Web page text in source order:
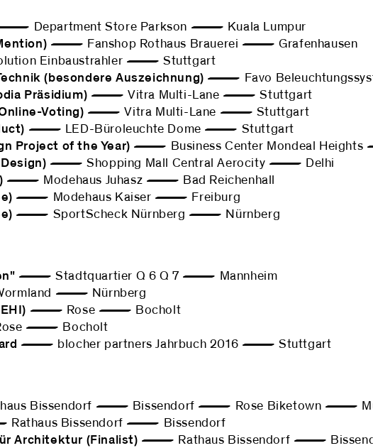
Department Store Parkson — Kuala Lumpur
— Fanshop Rothaus Brauerei — Grafenhausen
Einbaustrahler — Stuttgart
(besondere Auszeichnung) — Favo
Präsidium) — Vitra Multi-Lane — Stuttgart
Voting) — Vitra Multi-Lane — Stuttgart
— LED-Büroleuchte Dome — Stuttgart
Project of the Year) — Business Center Mondeal
— Shopping Mall Central Aerocity — Delhi
— Modehaus Juhasz — Bad Reichenhall
— Modehaus Kaiser — Freiburg
— SportScheck Nürnberg — Nürnberg
— Stadtquartier Q 6 Q 7 — Mannheim
— Nürnberg
— Rose — Bocholt
— Bocholt
— blocher partners Jahrbuch 2016 — Stuttgart
Bissendorf — Bissendorf — Rose Biketown —
Bissendorf — Bissendorf
Architektur (Finalist) — Rathaus Bissendorf —